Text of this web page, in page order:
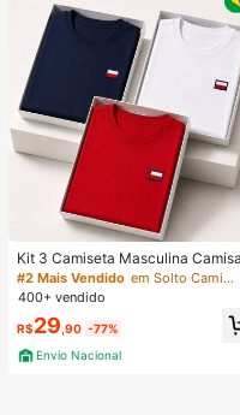
Kit 3 Camiseta Masculina Camisa
Malha Premium 100% Algodão
30.1 Básica Modelo Tommi
#2 Mais Vendido
em Solto Camisetas masculinas
400+ vendido
R$29 ,90 -77%
Envio Nacional